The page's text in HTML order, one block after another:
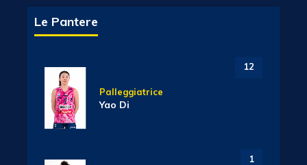
Le Pantere
12
Palleggiatrice
Yao Di
1